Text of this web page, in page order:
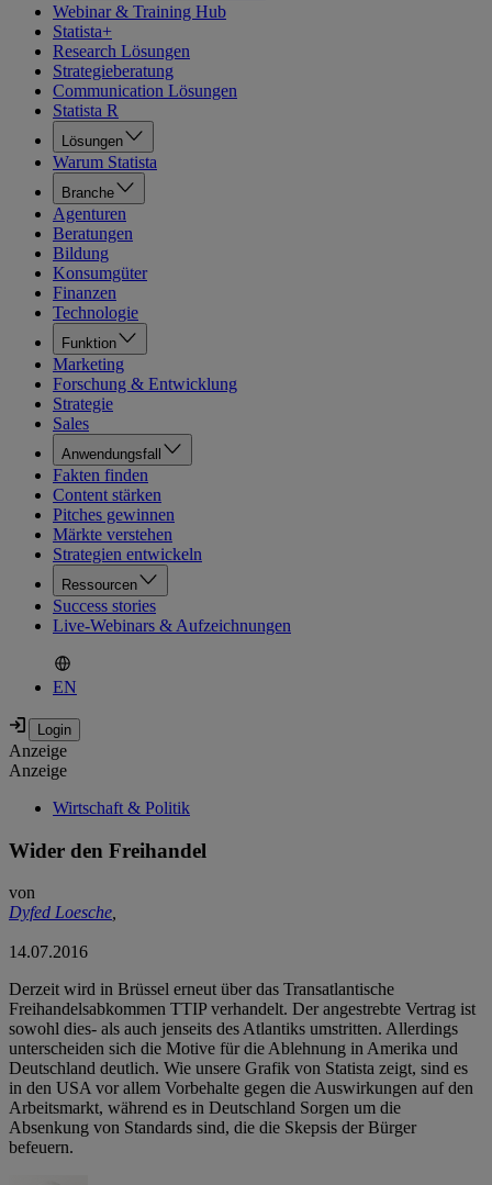
Webinar & Training Hub
Statista+
Research Lösungen
Strategieberatung
Communication Lösungen
Statista R
Lösungen
Warum Statista
Branche
Agenturen
Beratungen
Bildung
Konsumgüter
Finanzen
Technologie
Funktion
Marketing
Forschung & Entwicklung
Strategie
Sales
Anwendungsfall
Fakten finden
Content stärken
Pitches gewinnen
Märkte verstehen
Strategien entwickeln
Ressourcen
Success stories
Live-Webinars & Aufzeichnungen
EN
Anzeige
Anzeige
Wirtschaft & Politik
Wider den Freihandel
von
Dyfed Loesche,
14.07.2016
Derzeit wird in Brüssel erneut über das Transatlantische
Freihandelsabkommen TTIP verhandelt. Der angestrebte Vertrag ist
sowohl dies- als auch jenseits des Atlantiks umstritten. Allerdings
unterscheiden sich die Motive für die Ablehnung in Amerika und
Deutschland deutlich. Wie unsere Grafik von Statista zeigt, sind es
in den USA vor allem Vorbehalte gegen die Auswirkungen auf den
Arbeitsmarkt, während es in Deutschland Sorgen um die
Absenkung von Standards sind, die die Skepsis der Bürger
befeuern.